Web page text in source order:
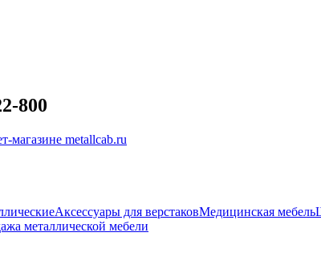
800
магазине metallcab.ru
Аксессуары для верстаковМедицинская мебель
металлической мебели